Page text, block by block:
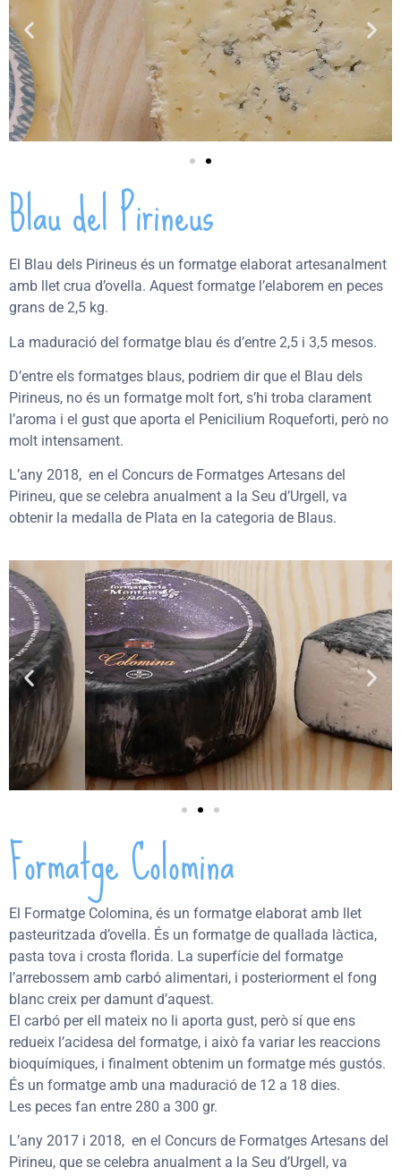
Blau del Pirineus
El Blau dels Pirineus és un formatge elaborat artesanalment
amb llet crua d’ovella. Aquest formatge l’elaborem en peces
grans de 2,5 kg.
La maduració del formatge blau és d’entre 2,5 i 3,5 mesos.
D’entre els formatges blaus, podriem dir que el Blau dels
Pirineus, no és un formatge molt fort, s’hi troba clarament
l’aroma i el gust que aporta el Penicilium Roqueforti, però no
molt intensament.
L’any 2018, en el Concurs de Formatges Artesans del
Pirineu, que se celebra anualment a la Seu d’Urgell, va
obtenir la medalla de Plata en la categoria de Blaus.
Formatge Colomina
El Formatge Colomina, és un formatge elaborat amb llet
pasteuritzada d’ovella. És un formatge de quallada làctica,
pasta tova i crosta florida. La superfície del formatge
l’arrebossem amb carbó alimentari, i posteriorment el fong
blanc creix per damunt d’aquest.
El carbó per ell mateix no li aporta gust, però sí que ens
redueix l’acidesa del formatge, i això fa variar les reaccions
bioquímiques, i finalment obtenim un formatge més gustós.
És un formatge amb una maduració de 12 a 18 dies.
Les peces fan entre 280 a 300 gr.
L’any 2017 i 2018, en el Concurs de Formatges Artesans del
Pirineu, que se celebra anualment a la Seu d’Urgell, va